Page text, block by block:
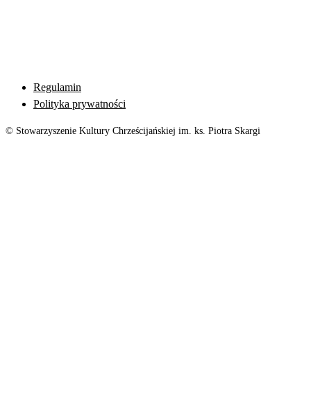
Regulamin
Polityka prywatności
© Stowarzyszenie Kultury Chrześcijańskiej im. ks. Piotra Skargi